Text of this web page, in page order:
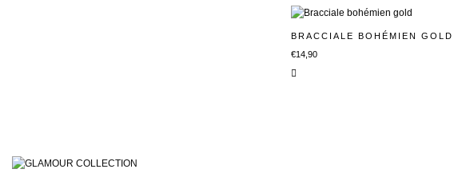
BRACCIALE BOHÉMIEN GOLD
€14,90